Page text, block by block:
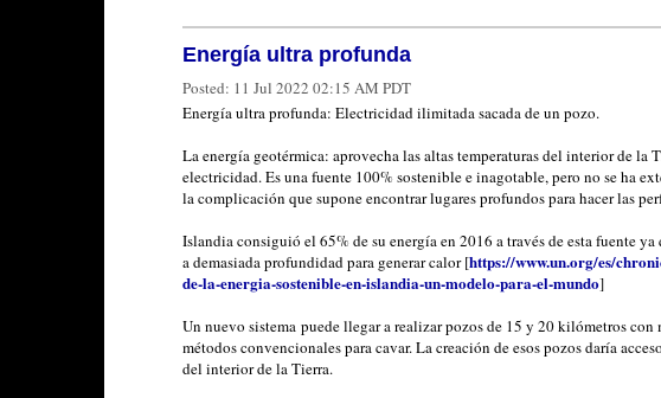
Energía ultra profunda
Posted: 11 Jul 2022 02:15 AM PDT
Energía ultra profunda: Electricidad ilimitada sacada de un pozo.
La energía geotérmica: aprovecha las altas temperaturas del interior de la
electricidad. Es una fuente 100% sostenible e inagotable, pero no se ha
la complicación que supone encontrar lugares profundos para hacer las
Islandia consiguió el 65% de su energía en 2016 a través de esta fuente ya
a demasiada profundidad para generar calor [https://www.un.org/es/
de-la-energia-sostenible-en-islandia-un-modelo-para-el-mundo]
Un nuevo sistema puede llegar a realizar pozos de 15 y 20 kilómetros con
métodos convencionales para cavar. La creación de esos pozos daría
del interior de la Tierra.